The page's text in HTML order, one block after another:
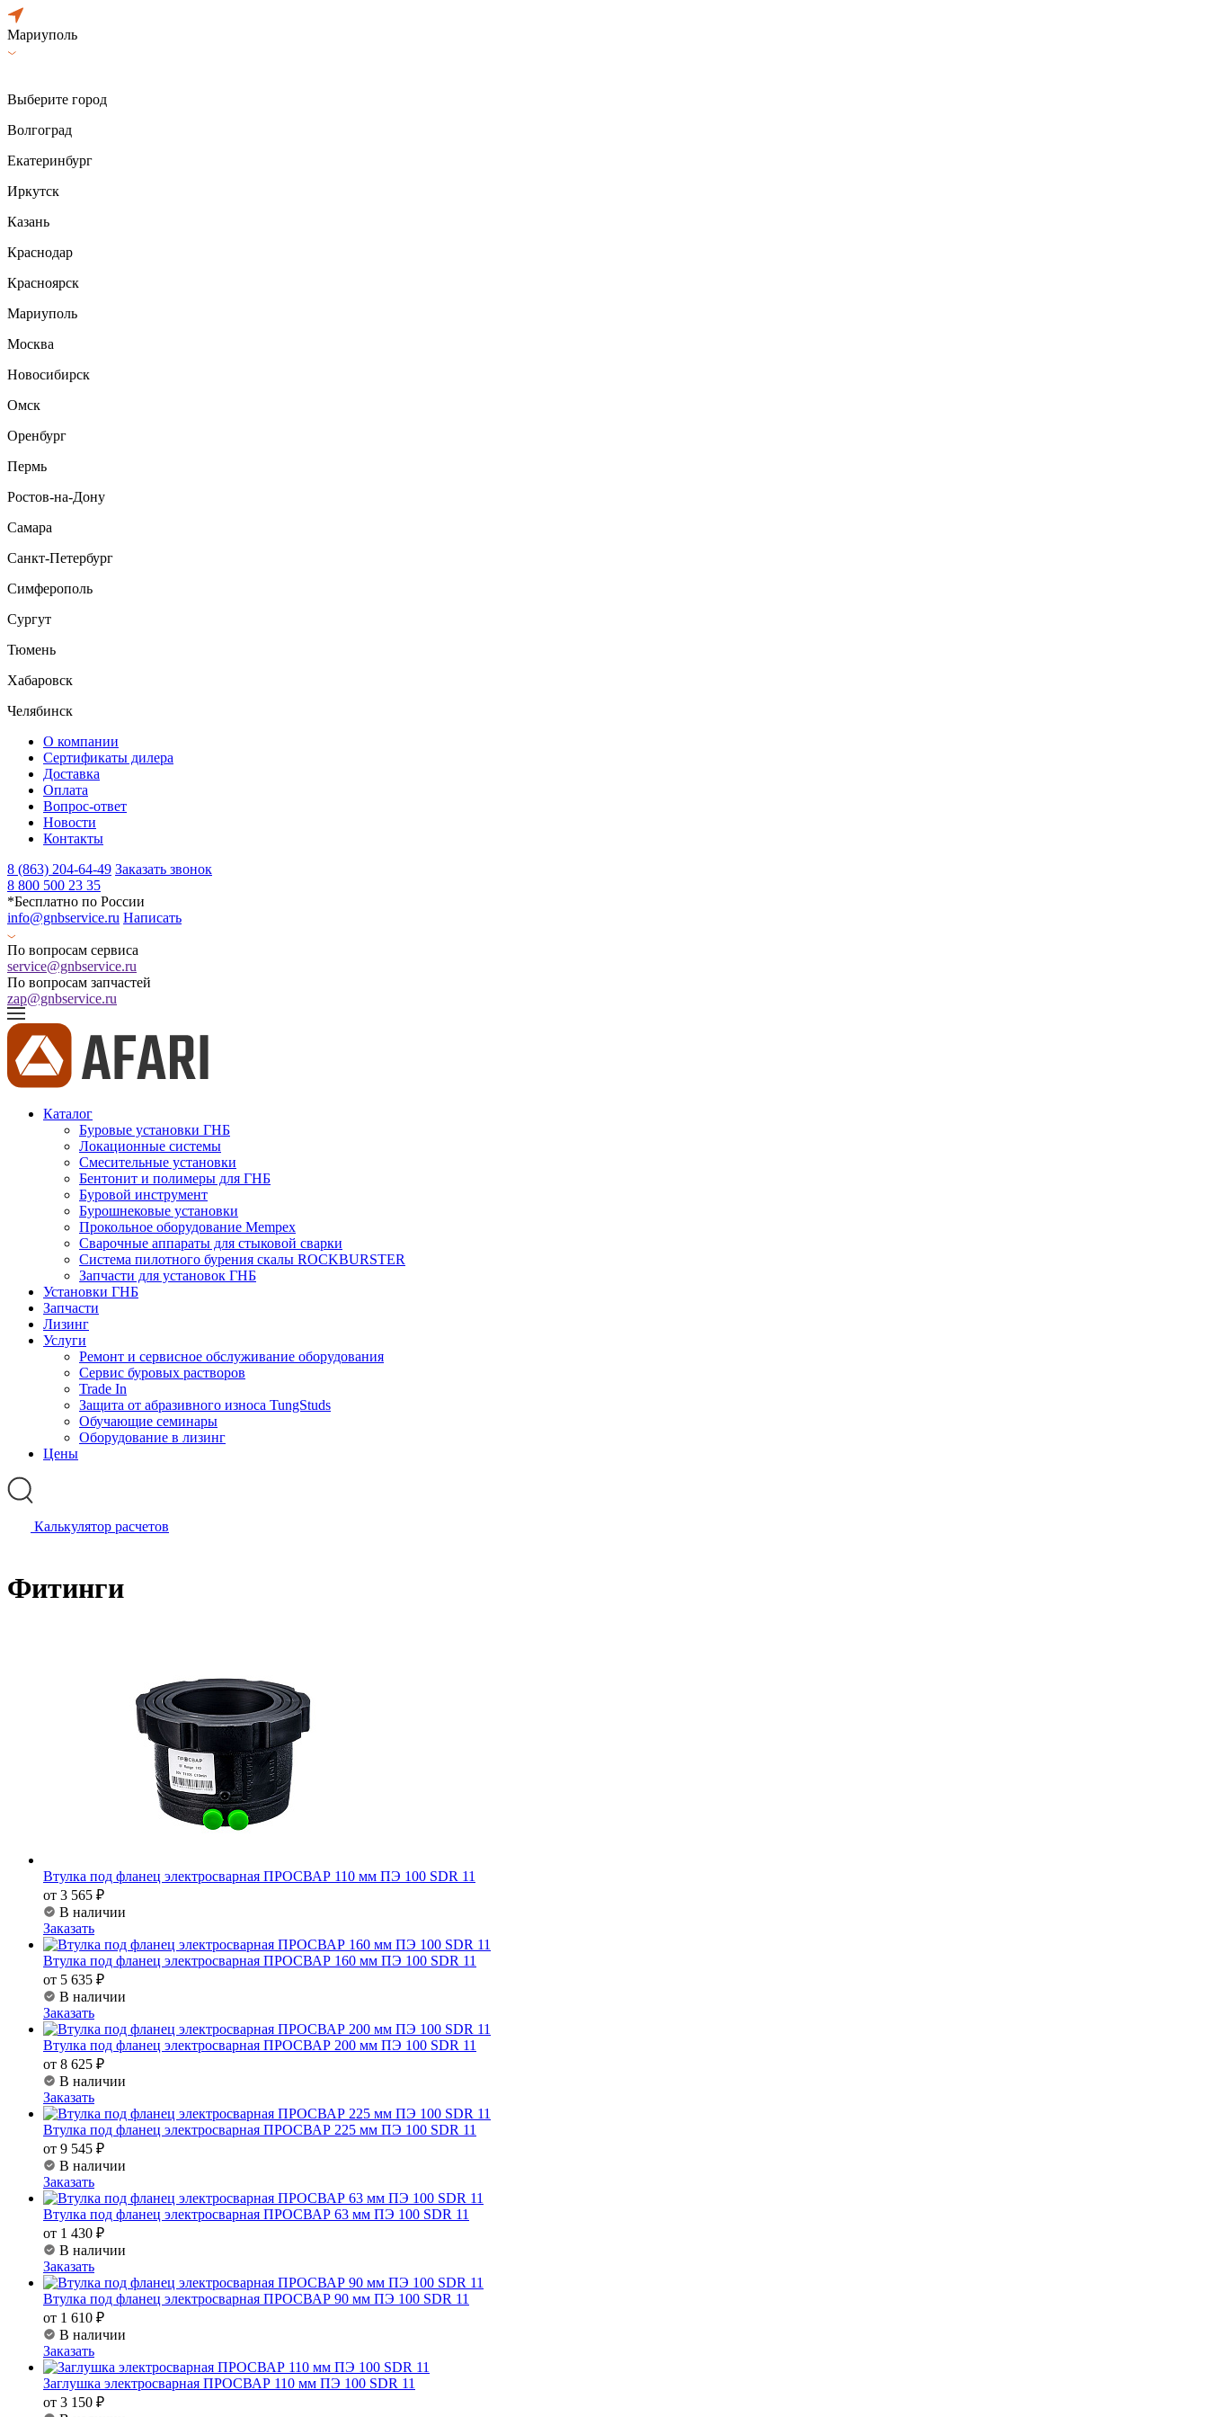
Мариуполь
Выберите город
Волгоград
Екатеринбург
Иркутск
Казань
Краснодар
Красноярск
Мариуполь
Москва
Новосибирск
Омск
Оренбург
Пермь
Ростов-на-Дону
Самара
Санкт-Петербург
Симферополь
Сургут
Тюмень
Хабаровск
Челябинск
О компании
Сертификаты дилера
Доставка
Оплата
Вопрос-ответ
Новости
Контакты
8 (863) 204-64-49 Заказать звонок
8 800 500 23 35
*Бесплатно по России
info@gnbservice.ru Написать
По вопросам сервиса
service@gnbservice.ru
По вопросам запчастей
zap@gnbservice.ru
Каталог
Буровые установки ГНБ
Локационные системы
Смесительные установки
Бентонит и полимеры для ГНБ
Буровой инструмент
Бурошнековые установки
Прокольное оборудование Mempex
Сварочные аппараты для стыковой сварки
Система пилотного бурения скалы ROCKBURSTER
Запчасти для установок ГНБ
Установки ГНБ
Запчасти
Лизинг
Услуги
Ремонт и сервисное обслуживание оборудования
Сервис буровых растворов
Trade In
Защита от абразивного износа TungStuds
Обучающие семинары
Оборудование в лизинг
Цены
Калькулятор расчетов
Фитинги
Втулка под фланец электросварная ПРОСВАР 110 мм ПЭ 100 SDR 11
от 3 565 ₽
В наличии
Заказать
Втулка под фланец электросварная ПРОСВАР 160 мм ПЭ 100 SDR 11
от 5 635 ₽
В наличии
Заказать
Втулка под фланец электросварная ПРОСВАР 200 мм ПЭ 100 SDR 11
от 8 625 ₽
В наличии
Заказать
Втулка под фланец электросварная ПРОСВАР 225 мм ПЭ 100 SDR 11
от 9 545 ₽
В наличии
Заказать
Втулка под фланец электросварная ПРОСВАР 63 мм ПЭ 100 SDR 11
от 1 430 ₽
В наличии
Заказать
Втулка под фланец электросварная ПРОСВАР 90 мм ПЭ 100 SDR 11
от 1 610 ₽
В наличии
Заказать
Заглушка электросварная ПРОСВАР 110 мм ПЭ 100 SDR 11
от 3 150 ₽